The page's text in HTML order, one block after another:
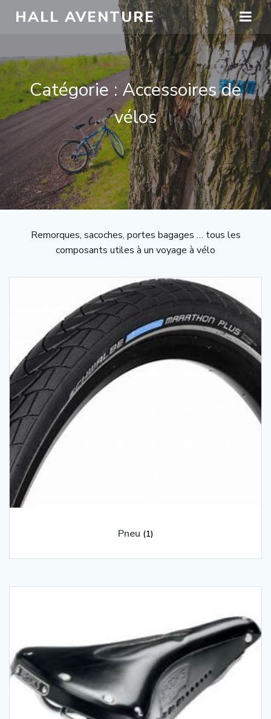
HALL AVENTURE
Catégorie : Accessoires de
vélos
Remorques, sacoches, portes bagages … tous les
composants utiles à un voyage à vélo
Pneu (1)